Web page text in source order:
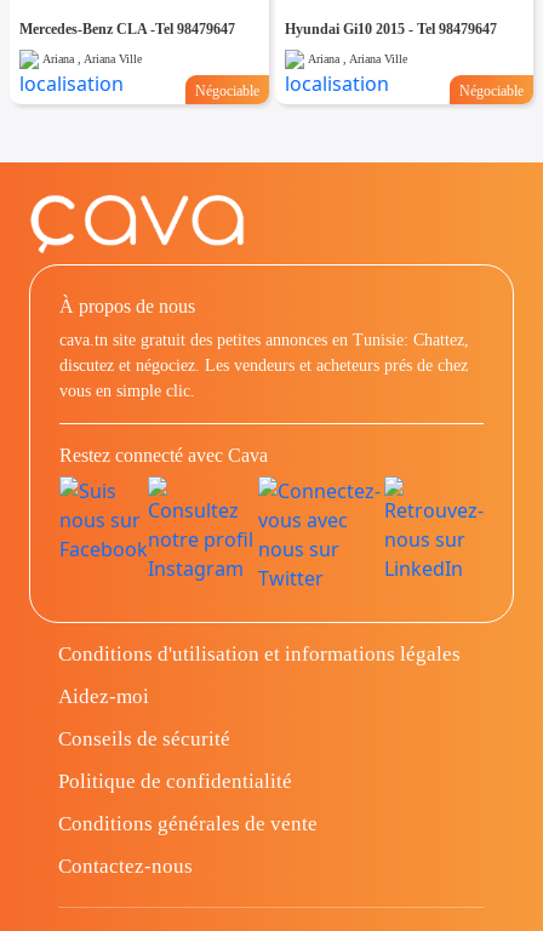
Mercedes-Benz CLA -Tel 98479647
Ariana , Ariana Ville
Négociable
Hyundai Gi10 2015 - Tel 98479647
Ariana , Ariana Ville
Négociable
À propos de nous
cava.tn site gratuit des petites annonces en Tunisie: Chattez,
discutez et négociez. Les vendeurs et acheteurs prés de chez
vous en simple clic.
Restez connecté avec Cava
Conditions d'utilisation et informations légales
Aidez-moi
Conseils de sécurité
Politique de confidentialité
Conditions générales de vente
Contactez-nous